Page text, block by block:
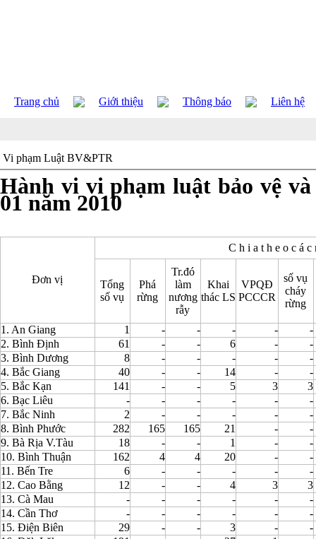
Trang chủ Giới thiệu Thông báo Liên hệ
Vi phạm Luật BV&PTR
Hành vi vi phạm luật bảo vệ
01 năm 2010
Đơn vị
C h i a t h e o c á c
Tổng
số vụ
Phá
rừng
Tr.đó
làm
nương
rẫy
Khai
thác LS
VPQĐ
PCCCR
số vụ
cháy
rừng
1. An Giang 1 - - - -
-
2. Bình Định
61 - - 6 -
-
3. Bình Dương
8 - - - -
-
4. Bắc Giang
40 - - 14 -
-
5. Bắc Kạn
141 - - 5 3
3
6. Bạc Liêu
- - - - -
-
7. Bắc Ninh
2 - - - -
-
8. Bình Phước
282 165 165 21 -
-
9. Bà Rịa V.Tàu
18 - - 1 -
-
10. Bình Thuận
162 4 4 20 -
-
11. Bến Tre
6 - - - -
-
12. Cao Bằng
12 - - 4 3
3
13. Cà Mau
- - - - -
-
14. Cần Thơ
- - - - -
-
15. Điện Biên
29 - - 3 -
-